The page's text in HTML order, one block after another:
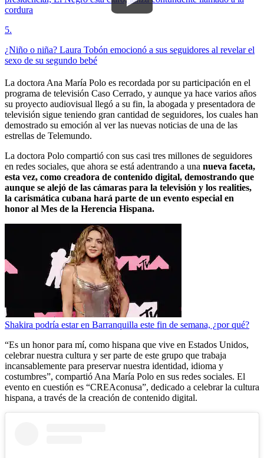
cordura
5.
¿Niño o niña? Laura Tobón emocionó a sus seguidores al revelar el
sexo de su segundo bebé
La doctora Ana María Polo es recordada por su participación en el
programa de televisión Caso Cerrado, y aunque ya hace varios años
su proyecto audiovisual llegó a su fin, la abogada y presentadora de
televisión sigue teniendo gran cantidad de seguidores, los cuales han
demostrado su emoción al ver las nuevas noticias de una de las
estrellas de Telemundo.
La doctora Polo compartió con sus casi tres millones de seguidores
en redes sociales, que ahora se está adentrando a una nueva faceta,
esta vez, como creadora de contenido digital, demostrando que
aunque se alejó de las cámaras para la televisión y los realities,
la carismática cubana hará parte de un evento especial en
honor al Mes de la Herencia Hispana.
Shakira podría estar en Barranquilla este fin de semana, ¿por qué?
“Es un honor para mí, como hispana que vive en Estados Unidos,
celebrar nuestra cultura y ser parte de este grupo que trabaja
incansablemente para preservar nuestra identidad, idioma y
costumbres”, compartió Ana María Polo en sus redes sociales. El
evento en cuestión es “CREAconusa”, dedicado a celebrar la cultura
hispana, a través de la creación de contenido digital.